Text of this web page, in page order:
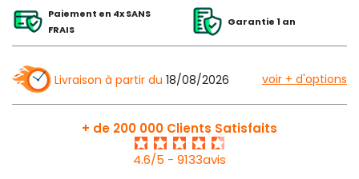
Paiement en 4x SANS
FRAIS
Garantie 1 an
Livraison à partir du 18/08/2026 voir + d'options
+ de 200 000 Clients Satisfaits
4.6/5 - 9133avis